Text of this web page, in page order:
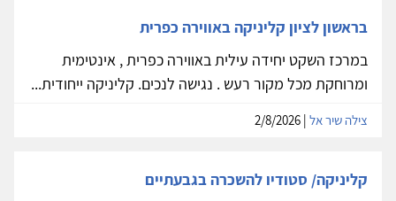
בראשון לציון קליניקה באווירה כפרית
במרכז השקט יחידה עילית באווירה כפרית , אינטימית
ומרוחקת מכל מקור רעש . נגישה לנכים. קליניקה ייחודית...
צילה שיר אל
קליניקה/ סטודיו להשכרה בגבעתיים